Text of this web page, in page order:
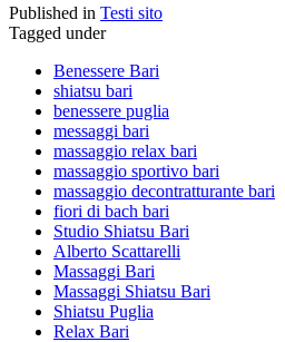
Published in Testi sito
Tagged under
Benessere Bari
shiatsu bari
benessere puglia
messaggi bari
massaggio relax bari
massaggio sportivo bari
massaggio decontratturante bari
fiori di bach bari
Studio Shiatsu Bari
Alberto Scattarelli
Massaggi Bari
Massaggi Shiatsu Bari
Shiatsu Puglia
Relax Bari